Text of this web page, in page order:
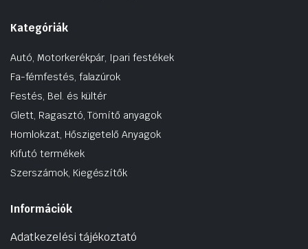
Kategóriák
Autó, Motorkerékpár, Ipari festékek
Fa-fémfestés, falazúrok
Festés, Bel. és kültér
Glett, Ragasztó, Tömítő anyagok
Homlokzat, Hőszigetelő Anyagok
Kifutó termékek
Szerszámok, Kiegészítők
Információk
Adatkezelési tájékoztató